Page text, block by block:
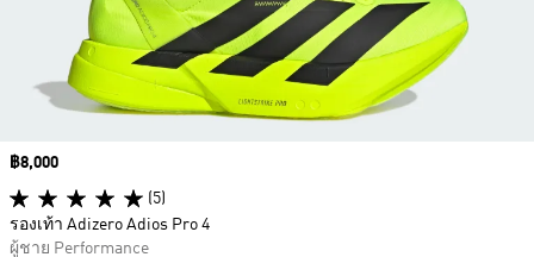
Price
฿8,000
(5)
รองเท้า Adizero Adios Pro 4
ผู้ชาย Performance